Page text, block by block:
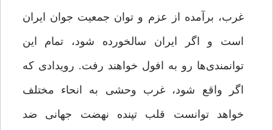
غرب، برآمده از عزم و توان جمعیت جوان ایران
است و اگر ایران سالخورده شود، تمام این
توانمندی‌ها رو به افول خواهند رفت. رویدادی که
اگر واقع شود، غرب وحشی به انحاء مختلف
خواهد توانست قلب تپنده نهضت جهانی ضد